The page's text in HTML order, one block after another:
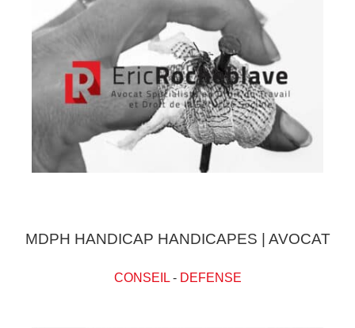
MDPH HANDICAP HANDICAPES | AVOCAT
CONSEIL- DEFENSE